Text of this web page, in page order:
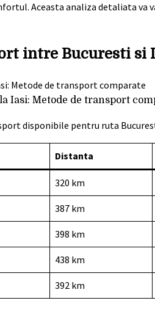
Aceasta analiza detaliata
intre Bucuresti si
Iasi: Metode de transport
disponibile pentru ruta
Distanta
320 km
387 km
398 km
438 km
392 km